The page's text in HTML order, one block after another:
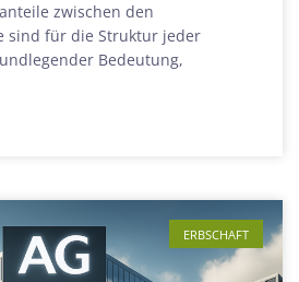
zwischen den
sind für die Struktur jeder
Bedeutung,
ERBSCHAFT